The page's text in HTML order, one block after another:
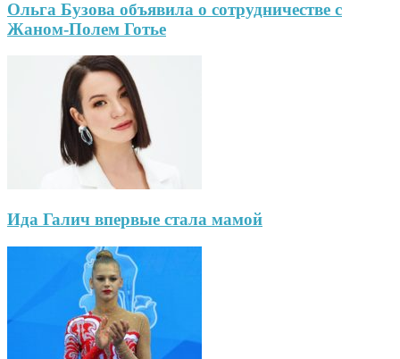
Ольга Бузова объявила о сотрудничестве с
Жаном-Полем Готье
Ида Галич впервые стала мамой